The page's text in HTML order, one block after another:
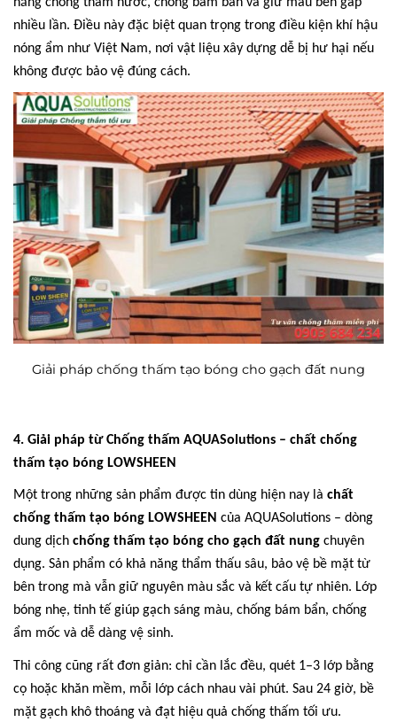
nhiều lần. Điều này đặc biệt quan trọng trong điều kiện khí hậu
nóng ẩm như Việt Nam, nơi vật liệu xây dựng dễ bị hư hại nếu
không được bảo vệ đúng cách.
Giải pháp chống thấm tạo bóng cho gạch đất nung
4. Giải pháp từ Chống thấm AQUASolutions – chất chống
thấm tạo bóng LOWSHEEN
Một trong những sản phẩm được tin dùng hiện nay là chất
chống thấm tạo bóng LOWSHEEN của AQUASolutions – dòng
dung dịch chống thấm tạo bóng cho gạch đất nung chuyên
dụng. Sản phẩm có khả năng thẩm thấu sâu, bảo vệ bề mặt từ
bên trong mà vẫn giữ nguyên màu sắc và kết cấu tự nhiên. Lớp
bóng nhẹ, tinh tế giúp gạch sáng màu, chống bám bẩn, chống
ẩm mốc và dễ dàng vệ sinh.
Thi công cũng rất đơn giản: chỉ cần lắc đều, quét 1–3 lớp bằng
cọ hoặc khăn mềm, mỗi lớp cách nhau vài phút. Sau 24 giờ, bề
mặt gạch khô thoáng và đạt hiệu quả chống thấm tối ưu.